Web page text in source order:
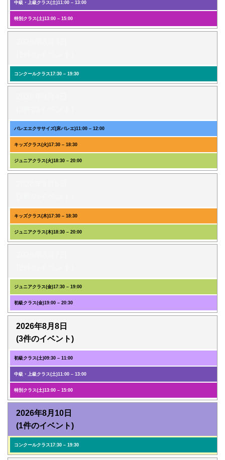
中級・上級クラス(土)11:00 – 13:00
特別クラス(土)13:00 – 15:00
コンクールクラス17:30 – 19:30
バレエエクササイズ(床バレエ)11:00 – 12:00
キッズクラス(火)17:30 – 18:30
ジュニアクラス(火)18:30 – 20:00
キッズクラス(木)17:30 – 18:30
ジュニアクラス(木)18:30 – 20:00
ジュニアクラス(金)17:30 – 19:00
初級クラス(金)19:00 – 20:30
2026年8月8日
(3件のイベント)
初級クラス(土)09:30 – 11:00
中級・上級クラス(土)11:00 – 13:00
特別クラス(土)13:00 – 15:00
2026年8月10日
(1件のイベント)
コンクールクラス17:30 – 19:30